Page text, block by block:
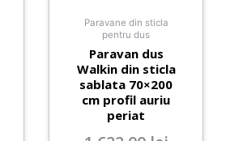
Paravane din sticla
pentru dus
Paravan dus
Walkin din sticla
sablata 70×200
cm profil auriu
periat